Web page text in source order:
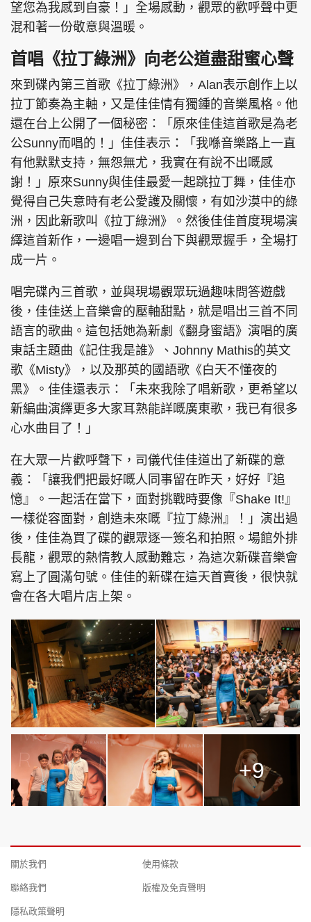
望您為我感到自豪！」全場感動，觀眾的歡呼聲中更
混和著一份敬意與溫暖。
首唱《拉丁綠洲》向老公道盡甜蜜心聲
來到碟內第三首歌《拉丁綠洲》，Alan表示創作上以
拉丁節奏為主軸，又是佳佳情有獨鍾的音樂風格。他
還在台上公開了一個秘密：「原來佳佳這首歌是為老
公Sunny而唱的！」佳佳表示：「我喺音樂路上一直
有他默默支持，無怨無尤，我實在有說不出嘅感
謝！」原來Sunny與佳佳最愛一起跳拉丁舞，佳佳亦
覺得自己失意時有老公愛護及關懷，有如沙漠中的綠
洲，因此新歌叫《拉丁綠洲》。然後佳佳首度現場演
繹這首新作，一邊唱一邊到台下與觀眾握手，全場打
成一片。
唱完碟內三首歌，並與現場觀眾玩過趣味問答遊戲
後，佳佳送上音樂會的壓軸甜點，就是唱出三首不同
語言的歌曲。這包括她為新劇《翻身蜜語》演唱的廣
東話主題曲《記住我是誰》、Johnny Mathis的英文
歌《Misty》，以及那英的國語歌《白天不懂夜的
黑》。佳佳還表示：「未來我除了唱新歌，更希望以
新編曲演繹更多大家耳熟能詳嘅廣東歌，我已有很多
心水曲目了！」
在大眾一片歡呼聲下，司儀代佳佳道出了新碟的意
義：「讓我們把最好嘅人同事留在昨天，好好『追
憶』。一起活在當下，面對挑戰時要像『Shake It!』
一樣從容面對，創造未來嘅『拉丁綠洲』！」演出過
後，佳佳為買了碟的觀眾逐一簽名和拍照。場館外排
長龍，觀眾的熱情教人感動難忘，為這次新碟音樂會
寫上了圓滿句號。佳佳的新碟在這天首賣後，很快就
會在各大唱片店上架。
+9
關於我們
聯絡我們
隱私政策聲明
使用條款
版權及免責聲明